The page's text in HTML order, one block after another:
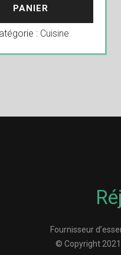
PANIER
: Cuisine
Fournisseur
© Copyright